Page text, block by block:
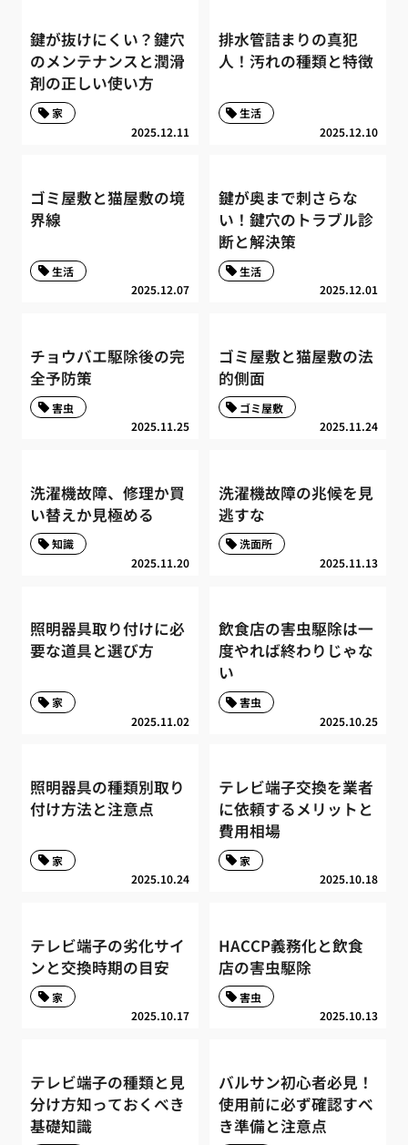
鍵が抜けにくい？鍵穴
のメンテナンスと潤滑
剤の正しい使い方
2025.12.11
家
排水管詰まりの真犯
人！汚れの種類と特徴
2025.12.10
生活
ゴミ屋敷と猫屋敷の境
界線
2025.12.07
生活
鍵が奥まで刺さらな
い！鍵穴のトラブル診
断と解決策
2025.12.01
生活
チョウバエ駆除後の完
全予防策
2025.11.25
害虫
ゴミ屋敷と猫屋敷の法
的側面
2025.11.24
ゴミ屋敷
洗濯機故障、修理か買
い替えか見極める
2025.11.20
知識
洗濯機故障の兆候を見
逃すな
2025.11.13
洗面所
照明器具取り付けに必
要な道具と選び方
2025.11.02
家
飲食店の害虫駆除は一
度やれば終わりじゃな
い
2025.10.25
害虫
照明器具の種類別取り
付け方法と注意点
2025.10.24
家
テレビ端子交換を業者
に依頼するメリットと
費用相場
2025.10.18
家
テレビ端子の劣化サイ
ンと交換時期の目安
2025.10.17
家
HACCP義務化と飲食
店の害虫駆除
2025.10.13
害虫
テレビ端子の種類と見
分け方知っておくべき
基礎知識
バルサン初心者必見！
使用前に必ず確認すべ
き準備と注意点